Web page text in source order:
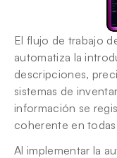
El flujo de trabajo
automatiza la
descripciones,
sistemas de
información se
coherente en
Al implementar la